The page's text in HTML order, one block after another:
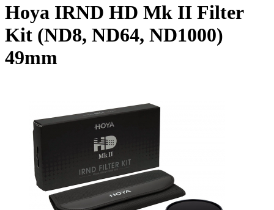
Hoya IRND HD Mk II Filter
Kit (ND8, ND64, ND1000)
49mm